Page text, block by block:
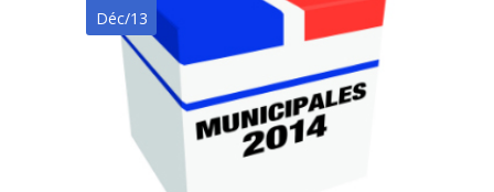
Déc/13